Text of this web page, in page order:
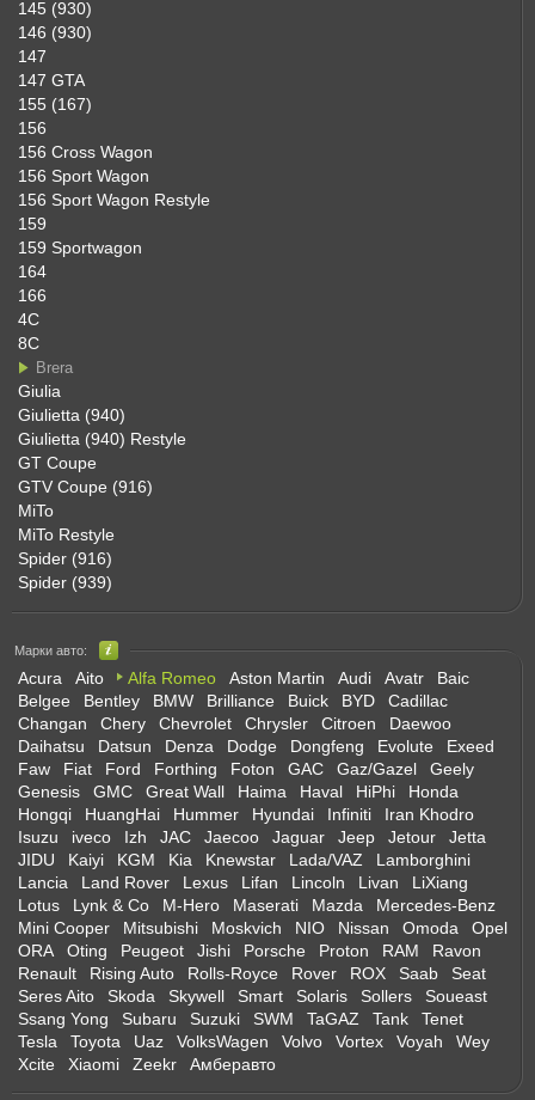
145 (930)
146 (930)
147
147 GTA
155 (167)
156
156 Cross Wagon
156 Sport Wagon
156 Sport Wagon Restyle
159
159 Sportwagon
164
166
4C
8C
Brera
Giulia
Giulietta (940)
Giulietta (940) Restyle
GT Coupe
GTV Coupe (916)
MiTo
MiTo Restyle
Spider (916)
Spider (939)
Марки авто:
Acura Aito Alfa Romeo Aston Martin Audi Avatr
Baic
Belgee
Bentley BMW Brilliance Buick BYD
Cadillac
Changan
Chery Chevrolet Chrysler Citroen
Daewoo
Daihatsu
Datsun Denza Dodge Dongfeng Evolute
Exeed
Faw
Fiat Ford Forthing Foton GAC Gaz/Gazel
Geely
Genesis
GMC Great Wall Haima Haval HiPhi
Honda
Hongqi
HuangHai Hummer Hyundai Infiniti
Iran Khodro
Isuzu
iveco Izh JAC Jaecoo Jaguar Jeep Jetour
Jetta
JIDU
Kaiyi KGM Kia Knewstar Lada/VAZ
Lamborghini
Lancia
Land Rover Lexus Lifan Lincoln Livan
LiXiang
Lotus
Lynk & Co M-Hero Maserati Mazda
Mercedes-Benz
Mini Cooper
Mitsubishi Moskvich NIO Nissan Omoda
Opel
ORA
Oting Peugeot Jishi Porsche Proton RAM
Ravon
Renault
Rising Auto Rolls-Royce Rover ROX Saab
Seat
Seres Aito
Skoda Skywell Smart Solaris Sollers
Soueast
Ssang Yong
Subaru Suzuki SWM TaGAZ Tank
Tenet
Tesla
Toyota Uaz VolksWagen Volvo Vortex Voyah
Wey
Xcite
Xiaomi Zeekr Амберавто